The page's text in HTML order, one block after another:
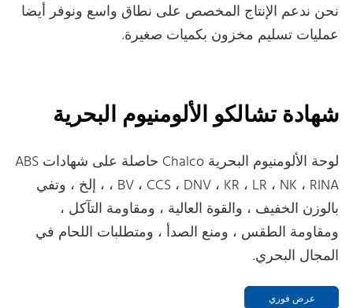
نحن ندعم الإنتاج المخصص على نطاق واسع ونوفر أيضا
عمليات تسليم مخزون بكميات صغيرة.
شهادة تشالكو الألومنيوم البحرية
لوحة الألومنيوم البحرية Chalco حاصلة على شهادات ABS
، BV ، CCS ، DNV ، KR ، LR ، NK ، RINA ، إلخ ، وتفي
بالوزن الخفيف ، والقوة العالية ، ومقاومة التآكل ،
ومقاومة الطقس ، ومنع الصدأ ، ومتطلبات اللحام في
المجال البحري.
عرض فوري